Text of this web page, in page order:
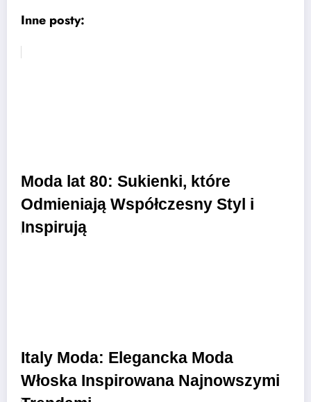
Inne posty:
Moda lat 80: Sukienki, które
Odmieniają Współczesny Styl i
Inspirują
Italy Moda: Elegancka Moda
Włoska Inspirowana Najnowszymi